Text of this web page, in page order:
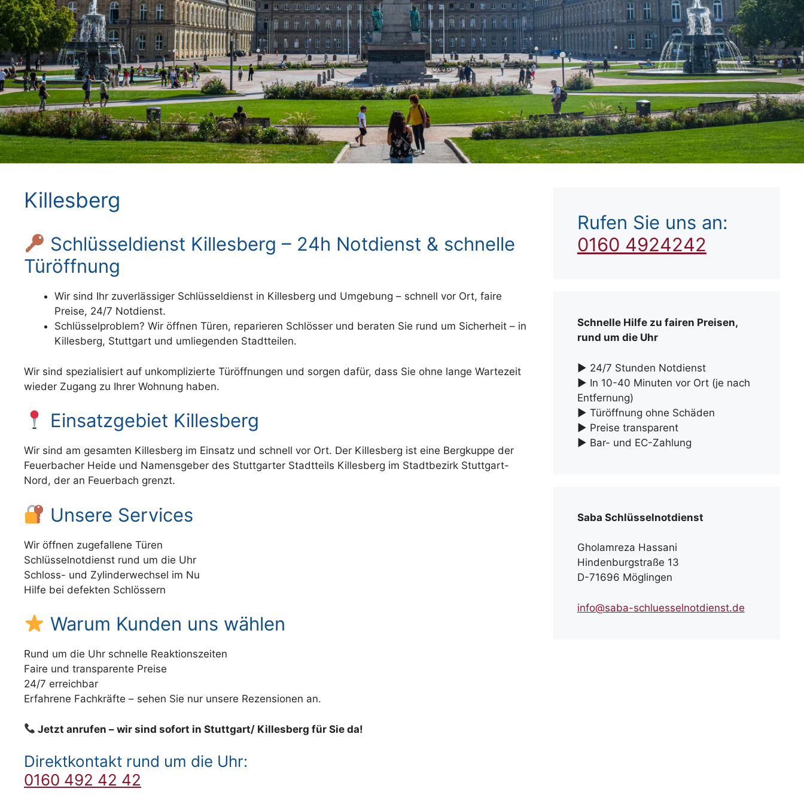
Killesberg
Schlüsseldienst Killesberg – 24h Notdienst & schnelle
Türöffnung
Wir sind Ihr zuverlässiger Schlüsseldienst in Killesberg und Umgebung – schnell vor Ort, faire
Preise, 24/7 Notdienst.
Schlüsselproblem? Wir öffnen Türen, reparieren Schlösser und beraten Sie rund um Sicherheit – in
Killesberg, Stuttgart und umliegenden Stadtteilen.
Wir sind spezialisiert auf unkomplizierte Türöffnungen und sorgen dafür, dass Sie ohne lange Wartezeit
wieder Zugang zu Ihrer Wohnung haben.
Einsatzgebiet Killesberg
Wir sind am gesamten Killesberg im Einsatz und schnell vor Ort. Der Killesberg ist eine Bergkuppe der
Feuerbacher Heide und Namensgeber des Stuttgarter Stadtteils Killesberg im Stadtbezirk Stuttgart-
Nord, der an Feuerbach grenzt.
Unsere Services
Wir öffnen zugefallene Türen
Schlüsselnotdienst rund um die Uhr
Schloss- und Zylinderwechsel im Nu
Hilfe bei defekten Schlössern
Warum Kunden uns wählen
Rund um die Uhr schnelle Reaktionszeiten
Faire und transparente Preise
24/7 erreichbar
Erfahrene Fachkräfte – sehen Sie nur unsere Rezensionen an.
Jetzt anrufen – wir sind sofort in Stuttgart/ Killesberg für Sie da!
Direktkontakt rund um die Uhr:
0160 492 42 42
Rufen Sie uns an:
0160 4924242
Schnelle Hilfe zu fairen Preisen,
rund um die Uhr
► 24/7 Stunden Notdienst
► In 10-40 Minuten vor Ort (je nach
Entfernung)
► Türöffnung ohne Schäden
► Preise transparent
► Bar- und EC-Zahlung
Saba Schlüsselnotdienst
Gholamreza Hassani
Hindenburgstraße 13
D-71696 Möglingen
info@saba-schluesselnotdienst.de